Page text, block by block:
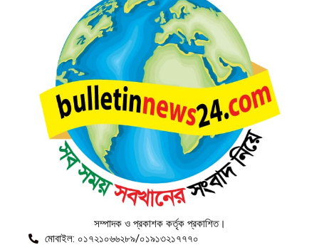
সম্পাদক ও প্রকাশক কর্তৃক প্রকাশিত।
মোবাইল: ০১৭২১০৬৬২৮৯/০১৯১৩২১৭৭৭০